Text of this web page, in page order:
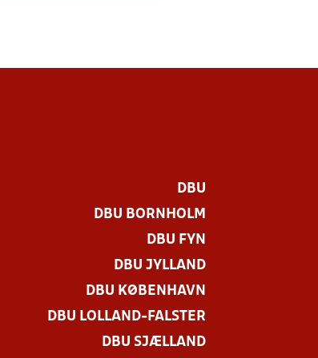
DBU
DBU BORNHOLM
DBU FYN
DBU JYLLAND
DBU KØBENHAVN
DBU LOLLAND-FALSTER
DBU SJÆLLAND